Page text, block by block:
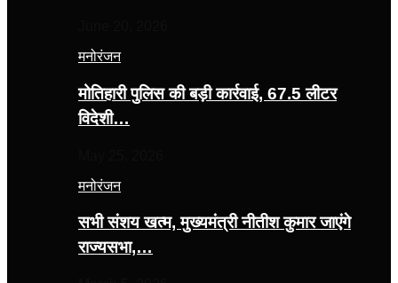
मनोरंजन
मोतिहारी पुलिस की बड़ी कार्रवाई, 67.5 लीटर
विदेशी…
मनोरंजन
सभी संशय खत्म, मुख्यमंत्री नीतीश कुमार जाएंगे
राज्यसभा,…